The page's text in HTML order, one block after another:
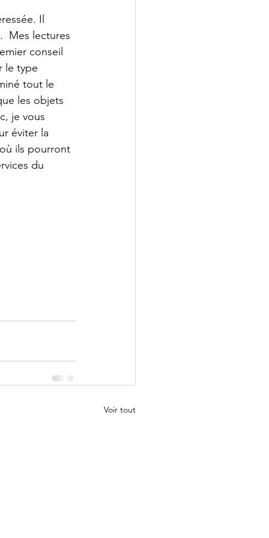
Il
Mes lectures
conseil
le type
tout le
les objets
je vous
éviter la
ils pourront
du
Voir tout